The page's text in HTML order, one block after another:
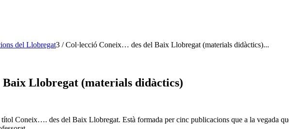
del Llobregat3 / Col·lecció Coneix… des del Baix Llobregat (materials didàctics)...
Llobregat (materials didàctics)
Coneix…. des del Baix Llobregat. Està formada per cinc publicacions que a la vegada